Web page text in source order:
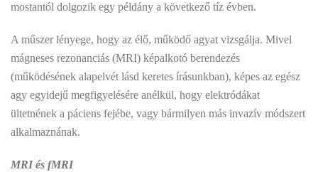
mostantól dolgozik egy példány a következő tíz évben.
A műszer lényege, hogy az élő, működő agyat vizsgálja. Mivel
mágneses rezonanciás (MRI) képalkotó berendezés
(működésének alapelvét lásd keretes írásunkban), képes az egész
agy egyidejű megfigyelésére anélkül, hogy elektródákat
ültetnének a páciens fejébe, vagy bármilyen más invazív módszert
alkalmaznának.
MRI és fMRI